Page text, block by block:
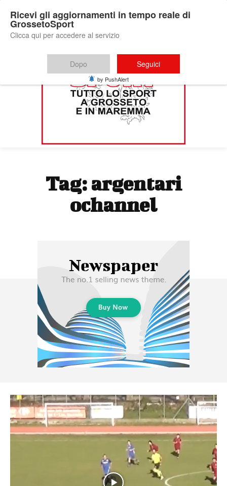
Tag: argentari
ochannel
Ricevi gli aggiornamenti in tempo reale di
GrossetoSport
Clicca qui per accedere al servizio
Dopo Seguici
by PushAlert